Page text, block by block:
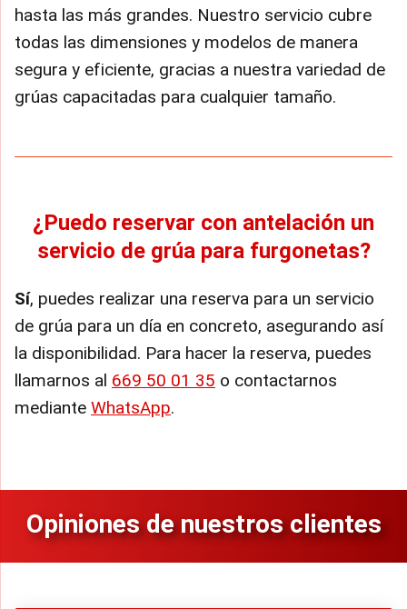
hasta las más grandes. Nuestro servicio cubre
todas las dimensiones y modelos de manera
segura y eficiente, gracias a nuestra variedad de
grúas capacitadas para cualquier tamaño.
¿Puedo reservar con antelación un
servicio de grúa para furgonetas?
Sí, puedes realizar una reserva para un servicio
de grúa para un día en concreto, asegurando así
la disponibilidad. Para hacer la reserva, puedes
llamarnos al 669 50 01 35 o contactarnos
mediante WhatsApp.
Opiniones de nuestros clientes